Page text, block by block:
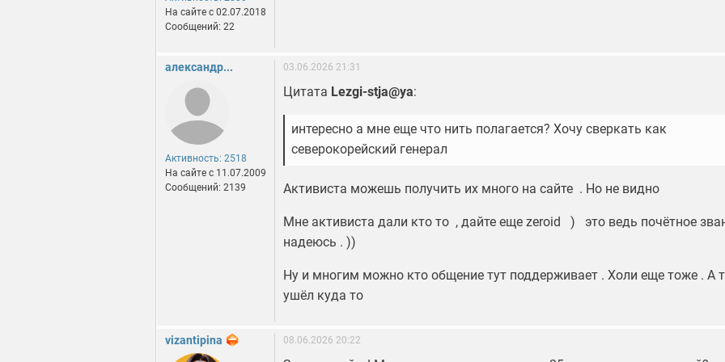
На сайте c 02.07.2018
Сообщений: 22
александр...
Активность: 2518
На сайте c 11.07.2009
Сообщений: 2139
03.06.2026 21:31
Цитата Lezgi-stja@ya:
интересно а мне еще что нить полагается? Хочу сверкать как
северокорейский генерал
Активиста можешь получить их много на сайте . Но не видно
Мне активиста дали кто то , дайте еще zeroid ) это ведь почётное
надеюсь . ))
Ну и многим можно кто общение тут поддерживает . Холи еще тоже . А
ушёл куда то
vizantipina 08.06.2026 20:22